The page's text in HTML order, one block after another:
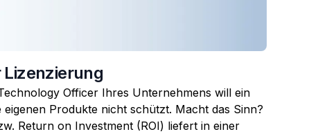
Lizenzierung
Officer Ihres Unternehmens will ein
Produkte nicht schützt. Macht das Sinn?
Return on Investment (ROI) liefert in einer